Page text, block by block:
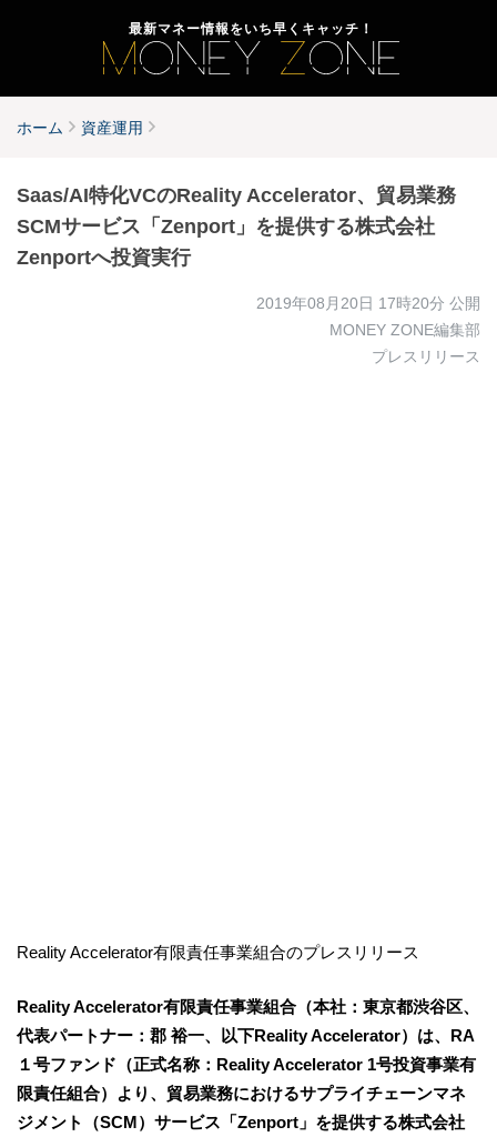
最新マネー情報をいち早くキャッチ！
ホーム 資産運用
Saas/AI特化VCのReality Accelerator、貿易業務
SCMサービス「Zenport」を提供する株式会社
Zenportへ投資実行
2019年08月20日 17時20分 公開
MONEY ZONE編集部
プレスリリース
Reality Accelerator有限責任事業組合のプレスリリース
Reality Accelerator有限責任事業組合（本社：東京都渋谷区、
代表パートナー：郡 裕一、以下Reality Accelerator）は、RA
１号ファンド（正式名称：Reality Accelerator 1号投資事業有
限責任組合）より、貿易業務におけるサプライチェーンマネ
ジメント（SCM）サービス「Zenport」を提供する株式会社